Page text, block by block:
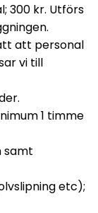
300 kr. Utförs
att personal
vi till
1 timme
samt
etc);